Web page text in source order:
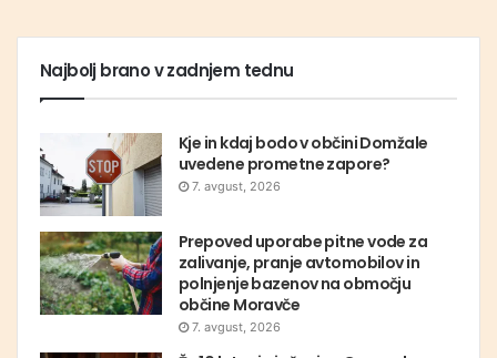
Najbolj brano v zadnjem tednu
Kje in kdaj bodo v občini Domžale
uvedene prometne zapore?
7. avgust, 2026
Prepoved uporabe pitne vode za
zalivanje, pranje avtomobilov in
polnjenje bazenov na območju
občine Moravče
7. avgust, 2026